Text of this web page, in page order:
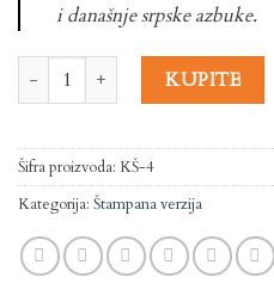
i današnje srpske azbuke.
Količina KUPITE
Šifra proizvoda: KŠ-4
Kategorija: Štampana verzija